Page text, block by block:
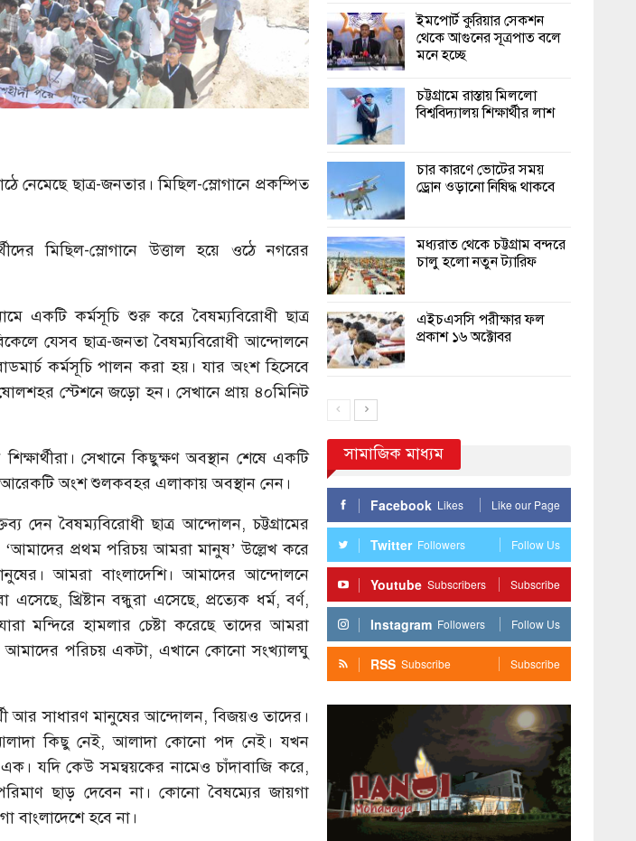
নেমেছে ছাত্র-জনতার। মিছিল-স্লোগানে প্রকম্পিত
মিছিল-স্লোগানে উত্তাল হয়ে ওঠে নগরের
একটি কর্মসূচি শুরু করে বৈষম্যবিরোধী ছাত্র
যেসব ছাত্র-জনতা বৈষম্যবিরোধী আন্দোলনে
কর্মসূচি পালন করা হয়। যার অংশ হিসেবে
স্টেশনে জড়ো হন। সেখানে প্রায় ৪০মিনিট
সেখানে কিছুক্ষণ অবস্থান শেষে একটি
আরেকটি অংশ শুলকবহর এলাকায় অবস্থান নেন।
বৈষম্যবিরোধী ছাত্র আন্দোলন, চট্টগ্রামের
প্রথম পরিচয় আমরা মানুষ’ উল্লেখ করে
আমরা বাংলাদেশি। আমাদের আন্দোলনে
খ্রিষ্টান বন্ধুরা এসেছে, প্রত্যেক ধর্ম, বর্ণ,
মন্দিরে হামলার চেষ্টা করেছে তাদের আমরা
আমাদের পরিচয় একটা, এখানে কোনো সংখ্যালঘু
আর সাধারণ মানুষের আন্দোলন, বিজয়ও তাদের।
কিছু নেই, আলাদা কোনো পদ নেই। যখন
যদি কেউ সমন্বয়কের নামেও চাঁদাবাজি করে,
ছাড় দেবেন না। কোনো বৈষম্যের জায়গা
বাংলাদেশে হবে না।
ইমপোর্ট কুরিয়ার সেকশন
থেকে আগুনের সূত্রপাত বলে
মনে হচ্ছে
চট্টগ্রামে রাস্তায় মিললো
বিশ্ববিদ্যালয় শিক্ষার্থীর লাশ
চার কারণে ভোটের সময়
ড্রোন ওড়ানো নিষিদ্ধ থাকবে
মধ্যরাত থেকে চট্টগ্রাম বন্দরে
চালু হলো নতুন ট্যারিফ
এইচএসসি পরীক্ষার ফল
প্রকাশ ১৬ অক্টোবর
সামাজিক মাধ্যম
Facebook Likes Like our Page
Twitter Followers Follow Us
Youtube Subscribers Subscribe
Instagram Followers Follow Us
RSS Subscribe Subscribe